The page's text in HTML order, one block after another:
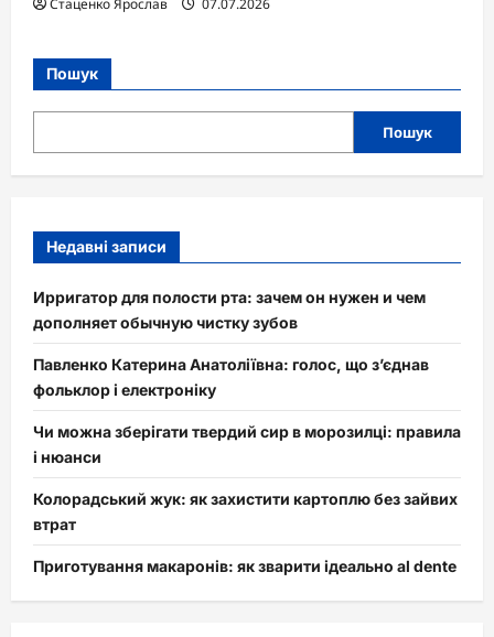
Пошук
Пошук
Недавні записи
Ирригатор для полости рта: зачем он нужен и чем
дополняет обычную чистку зубов
Павленко Катерина Анатоліївна: голос, що з’єднав
фольклор і електроніку
Чи можна зберігати твердий сир в морозилці: правила
і нюанси
Колорадський жук: як захистити картоплю без зайвих
втрат
Приготування макаронів: як зварити ідеально al dente